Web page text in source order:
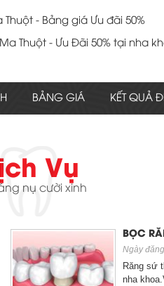
Thuột - Bảng giá Ưu đãi 50%
Thuột - Ưu Đãi 50% tại nha
- Đến Ngay Nha Khoa
Nha Khoa Sài Gòn Quốc Tế
đã lấy tủy?
thể ngờ tới
Uy Tín Tại Phước An
Khoa Uy Tín Tại Cưmgar
BẢNG GIÁ KẾT QUẢ
Vụ
nụ cười xinh
BỌC
Ngày
Răng sứ
nha